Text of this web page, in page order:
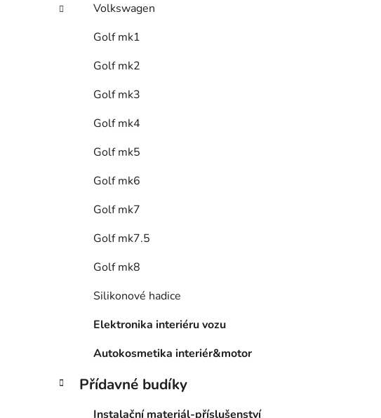
Volkswagen
Golf mk1
Golf mk2
Golf mk3
Golf mk4
Golf mk5
Golf mk6
Golf mk7
Golf mk7.5
Golf mk8
Silikonové hadice
Elektronika interiéru vozu
Autokosmetika interiér&motor
Přídavné budíky
Instalační materiál-příslušenství